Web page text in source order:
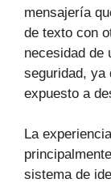
mensajería
de texto con
necesidad de
seguridad, ya
expuesto a
La
sistema de